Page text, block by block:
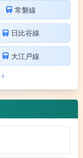
常磐線
日比谷線
大江戸線